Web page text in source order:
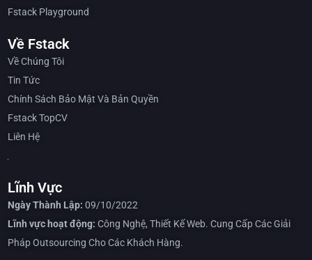
Fstack Playground
Về Fstack
Về Chúng Tôi
Tin Tức
Chính Sách Bảo Mật Và Bản Quyền
Fstack TopCV
Liên Hệ
Lĩnh Vực
Ngày Thành Lập: 09/10/2022
Lĩnh vực hoạt động: Công Nghệ, Thiết Kế Web. Cung Cấp Các Giải
Pháp Outsourcing Cho Các Khách Hàng.